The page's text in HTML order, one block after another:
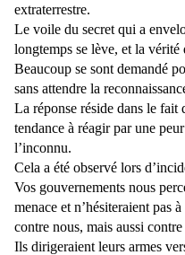
extraterrestre.
Le voile du secret qui a
longtemps se lève, et la vérité
Beaucoup se sont demandé
sans attendre la
La réponse réside dans le fait
tendance à réagir par une
l’inconnu.
Cela a été observé lors
Vos gouvernements nous
menace et n’hésiteraient pas
contre nous, mais aussi
Ils dirigeraient leurs armes